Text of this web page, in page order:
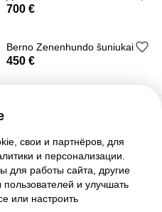
700 €
Berno Zenenhundo šuniukai
450 €
свои и партнёров, для
и персонализации.
для работы сайта, другие
и улучшать
или настроить